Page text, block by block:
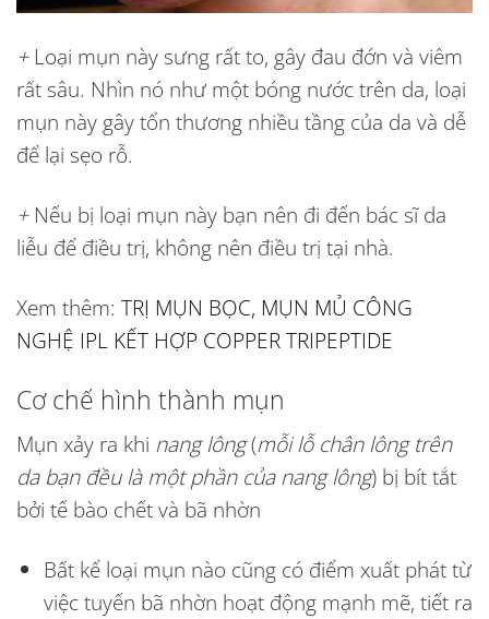
+ Loại mụn này sưng rất to, gây đau đớn và viêm
rất sâu. Nhìn nó như một bóng nước trên da, loại
mụn này gây tổn thương nhiều tầng của da và dễ
để lại sẹo rỗ.
+ Nếu bị loại mụn này bạn nên đi đến bác sĩ da
liễu để điều trị, không nên điều trị tại nhà.
Xem thêm: TRỊ MỤN BỌC, MỤN MỦ CÔNG
NGHỆ IPL KẾT HỢP COPPER TRIPEPTIDE
Cơ chế hình thành mụn
Mụn xảy ra khi nang lông(mỗi lỗ chân lông trên
da bạn đều là một phần của nang lông) bị bít tắt
bởi tế bào chết và bã nhờn
Bất kể loại mụn nào cũng có điểm xuất phát từ
việc tuyến bã nhờn hoạt động mạnh mẽ, tiết ra